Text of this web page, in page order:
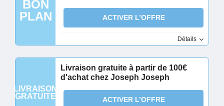
BON
PLAN
ACTIVER L’OFFRE
Détails
LIVRAISON
GRATUITE
Livraison gratuite à partir de 100€
d'achat chez Joseph Joseph
ACTIVER L’OFFRE